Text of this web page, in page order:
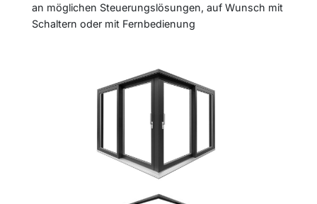
an möglichen Steuerungslösungen, auf Wunsch mit
Schaltern oder mit Fernbedienung